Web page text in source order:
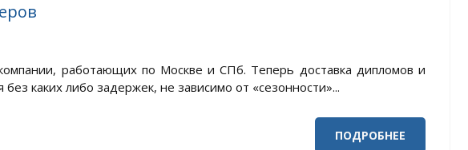
работающих по Москве и СПб. Теперь доставка дипломов и
каких либо задержек, не зависимо от «сезонности»...
ПОДРОБНЕЕ